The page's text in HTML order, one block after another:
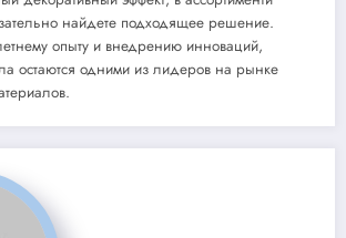
найдете подходящее решение.
опыту и внедрению инноваций,
остаются одними из лидеров на рынке